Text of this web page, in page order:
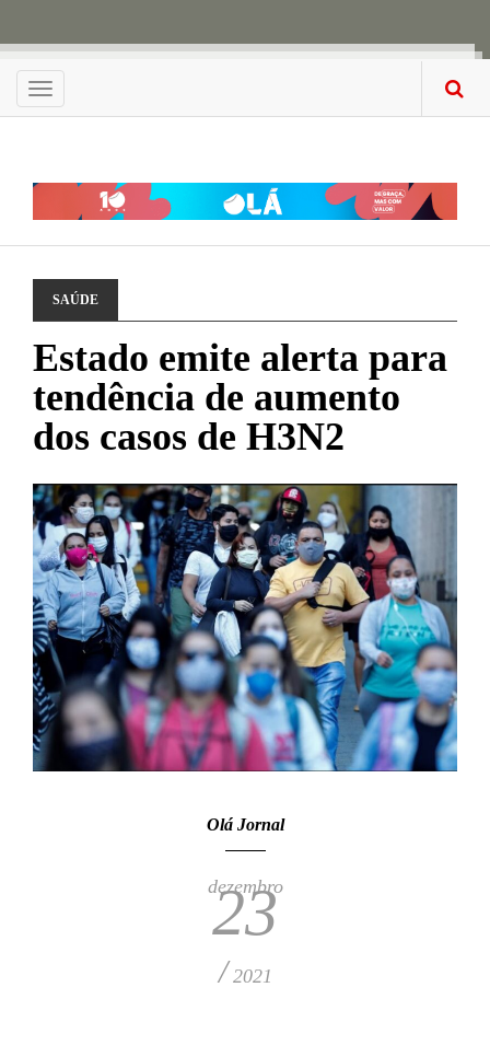
Menu
SAÚDE
Estado emite alerta para
tendência de aumento
dos casos de H3N2
Olá Jornal
dezembro
23
/2021